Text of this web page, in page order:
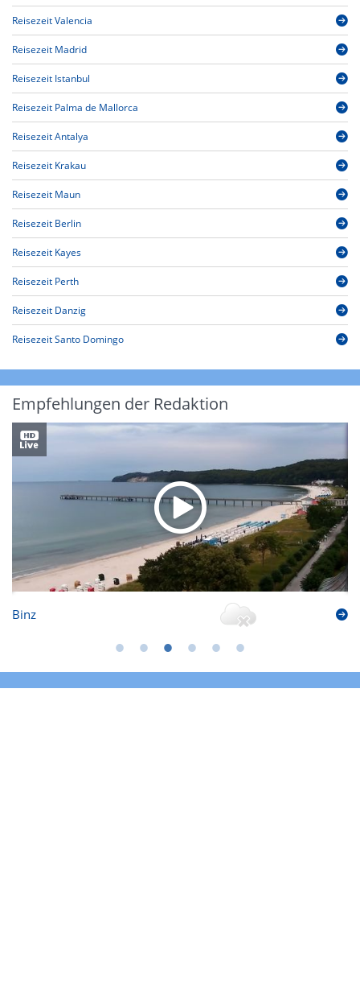
Reisezeit Valencia
Reisezeit Madrid
Reisezeit Istanbul
Reisezeit Palma de Mallorca
Reisezeit Antalya
Reisezeit Krakau
Reisezeit Maun
Reisezeit Berlin
Reisezeit Kayes
Reisezeit Perth
Reisezeit Danzig
Reisezeit Santo Domingo
Empfehlungen der Redaktion
Binz